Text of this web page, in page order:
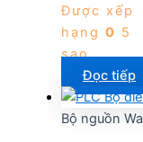
Được xếp
hạng 0 5
sao
Đọc tiếp
Bộ nguồn